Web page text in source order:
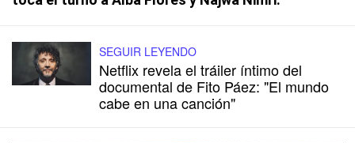
SEGUIR LEYENDO
Netflix revela el tráiler íntimo del
documental de Fito Páez: "El mundo
cabe en una canción"